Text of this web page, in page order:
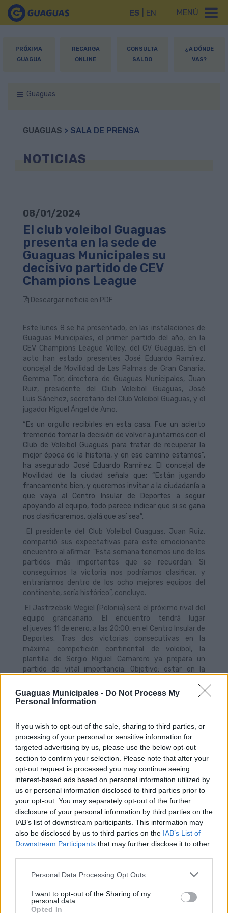
Guaguas Municipales - Do Not Process My
Personal Information
If you wish to opt-out of the sale, sharing to third parties, or
processing of your personal or sensitive information for
targeted advertising by us, please use the below opt-out
section to confirm your selection. Please note that after your
opt-out request is processed you may continue seeing
interest-based ads based on personal information utilized by
us or personal information disclosed to third parties prior to
your opt-out. You may separately opt-out of the further
disclosure of your personal information by third parties on the
IAB’s list of downstream participants. This information may
also be disclosed by us to third parties on the IAB’s List of
Downstream Participants that may further disclose it to other
Personal Data Processing Opt Outs
I want to opt-out of the Sharing of my
personal data.
Opted In
MENÚ
ES EN
PRÓXIMA
GUAGUA
RECARGA
ONLINE
CONSULTA
SALDO
¿A DÓNDE
VAS?
Guaguas
GUAGUAS > SALA DE PRENSA
NOTICIAS
08/01/2024
El club voleibol Guaguas
presenta en la sede de
Guaguas Municipales su
decisivo partido de CEV
Champions League
Descargar noticia en PDF
Este lunes 8 se ha presentado, en las instalaciones de
Guaguas Municipales, el primer partido del año, en la
CEV Champions League Volley, del CV Guaguas. En el
acto han estado presentes José Eduardo Ramírez,
concejal de Movilidad de Las Palmas de Gran Canaria,
Gemma Tor, directora de Guaguas Municipales, Juan
Ruiz, presidente del Club Voleibol Guaguas, José
Luis Sánchez, secretario del Club Voleibol Guaguas, y el
jugador Miguel Ángel de Amo.
“Es un orgullo recibirles en esta casa. Fue un acierto
tremendo tomar la decisión de volver a juntarnos con el
Club de Voleibol Guaguas para tratar de recuperar la
mejor época de la historia, y en ese camino estamos”,
ha asegurado José Eduardo Ramírez. El concejal de
Movilidad de la ciudad señala que: “Están jugando
francamente bien, y queremos invitar a la ciudadanía a
que vaya al Centro Insular de Deportes a seguir
apoyando al equipo, todo parece indicar que si se gana
nos clasificaremos, ojalá que así sea”.
El presidente del Club Voleibol Guaguas, Juan Ruiz,
compartió sus expectativas para este emocionante
encuentro al afirmar: "Esta semana tenemos uno de los
partidos más importantes que se recuerdan. Si
conseguimos la victoria nos podríamos clasificar, y
entraríamos dentro de los ocho mejores equipos del
continente, sería histórico”, concluye.
El Jastrzebski Wegiel (Polonia) será el próximo rival del
equipo grancanario. El encuentro tendrá lugar
el jueves 11 de enero, a las 20:00, en el Centro Insular de
Deportes. Tras dos victorias consecutivas en la
máxima competición continental de voleibol, la
plantilla de Sergio Miguel Camarero ya prepara un
partido de vital importancia. Objetivo: estar en la
plazas de transporte para vivir las
celebraciones del Carnaval 2024 de
forma segura y sostenible